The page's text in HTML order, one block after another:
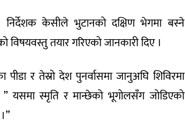
केसीले भुटानको दक्षिण भेगमा बस्ने
विषयवस्तु तयार गरिएको जानकारी दिए ।
पीडा र तेस्रो देश पुनर्वासमा जानुअघि शिविरमा
” यसमा स्मृति र मान्छेको भूगोलसँग जोडिएको